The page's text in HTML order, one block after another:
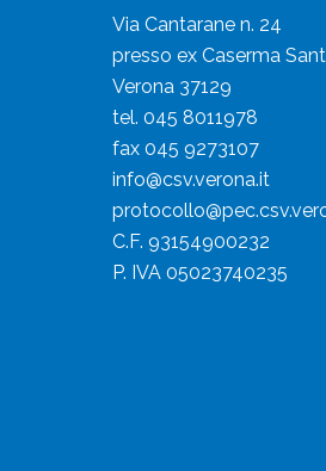
Via Cantarane n. 24
presso ex Caserma
Verona 37129
tel. 045 8011978
fax 045 9273107
info@csv.verona.it
C.F. 93154900232
P. IVA 05023740235